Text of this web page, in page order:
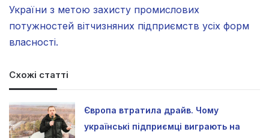
України з метою захисту промислових
потужностей вітчизняних підприємств усіх форм
власності.
Схожі статті
Європа втратила драйв. Чому
українські підприємці виграють на